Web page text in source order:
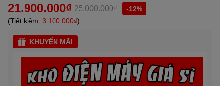
21.900.000₫ 25.000.000₫
-12%
(Tiết kiệm: 3.100.000₫)
KHUYẾN MÃI